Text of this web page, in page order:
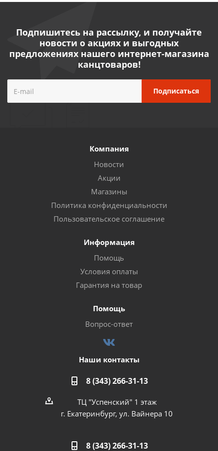
Подпишитесь на рассылку, и получайте
новости о акциях и выгодных
предложениях нашего интернет-магазина
канцтоваров!
Компания
Новости
Акции
Магазины
Политика конфиденциальности
Пользовательское соглашение
Информация
Помощь
Условия оплаты
Гарантия на товар
Помощь
Вопрос-ответ
Наши контакты
8 (343) 266-31-13
ТЦ "Успенский" 1 этаж
г. Екатеринбург, ул. Вайнера 10
8 (343) 266-31-13